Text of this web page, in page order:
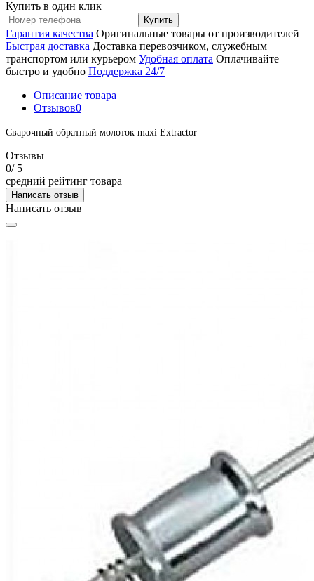
Купить в один клик
Купить
Гарантия качества Оригинальные товары от производителей
Быстрая доставка Доставка перевозчиком, служебным
транспортом или курьером Удобная оплата Оплачивайте
быстро и удобно Поддержка 24/7
Описание товара
Отзывов0
Сварочный обратный молоток maxi Extractor
Отзывы
0/ 5
средний рейтинг товара
Написать отзыв
Написать отзыв